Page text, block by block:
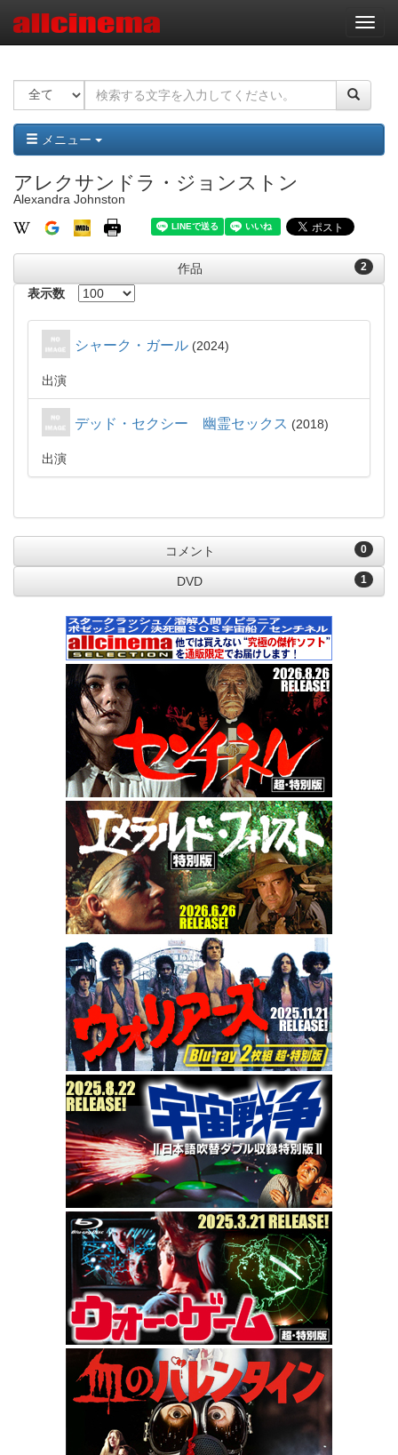
ナ
ビ
ー
ョ
ン
メニュー
アレクサンドラ・ジョンストン
Alexandra Johnston
2
作品
表示数
シャーク・ガール 2024
出演
デッド・セクシー 幽霊セックス 2018
出演
0
コメント
1
DVD